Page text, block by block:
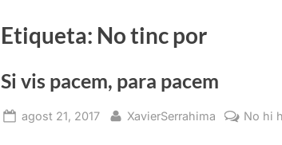
Etiqueta: No tinc por
Si vis pacem, para pacem
Posted
agost 21, 2017 By
XavierSerrahima No hi